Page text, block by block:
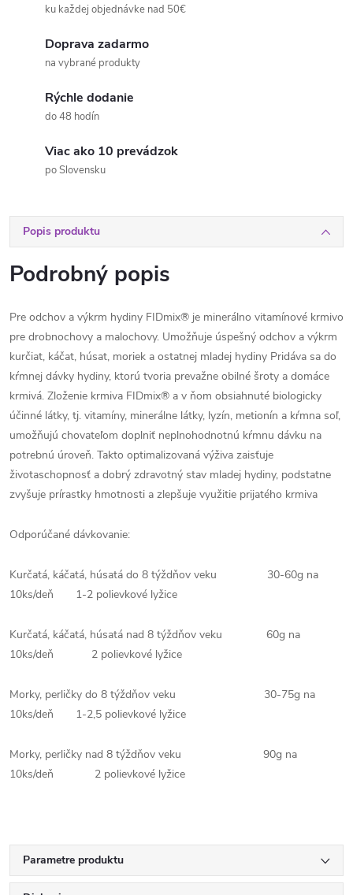
ku každej objednávke nad 50€
Doprava zadarmo
na vybrané produkty
Rýchle dodanie
do 48 hodín
Viac ako 10 prevádzok
po Slovensku
Popis produktu
Podrobný popis
Pre odchov a výkrm hydiny FIDmix® je minerálno vitamínové krmivo
pre drobnochovy a malochovy. Umožňuje úspešný odchov a výkrm
kurčiat, káčat, húsat, moriek a ostatnej mladej hydiny Pridáva sa do
kŕmnej dávky hydiny, ktorú tvoria prevažne obilné šroty a domáce
krmivá. Zloženie krmiva FIDmix® a v ňom obsiahnuté biologicky
účinné látky, tj. vitamíny, minerálne látky, lyzín, metionín a kŕmna soľ,
umožňujú chovateľom doplniť neplnohodnotnú kŕmnu dávku na
potrebnú úroveň. Takto optimalizovaná výživa zaisťuje
životaschopnosť a dobrý zdravotný stav mladej hydiny, podstatne
zvyšuje prírastky hmotnosti a zlepšuje využitie prijatého krmiva
Odporúčané dávkovanie:
Kurčatá, káčatá, húsatá do 8 týždňov veku 30-60g na
10ks/deň 1-2 polievkové lyžice
Kurčatá, káčatá, húsatá nad 8 týždňov veku 60g na
10ks/deň 2 polievkové lyžice
Morky, perličky do 8 týždňov veku 30-75g na
10ks/deň 1-2,5 polievkové lyžice
Morky, perličky nad 8 týždňov veku 90g na
10ks/deň 2 polievkové lyžice
Parametre produktu